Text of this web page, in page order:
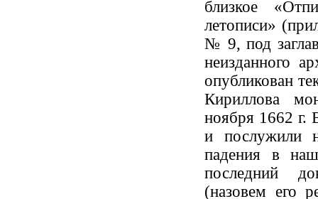
близкое
летописи»
№ 9, под
неизданного
опубликован
Кириллова
ноября 1662 г.
и послужили
падения в
последний
(назовем его